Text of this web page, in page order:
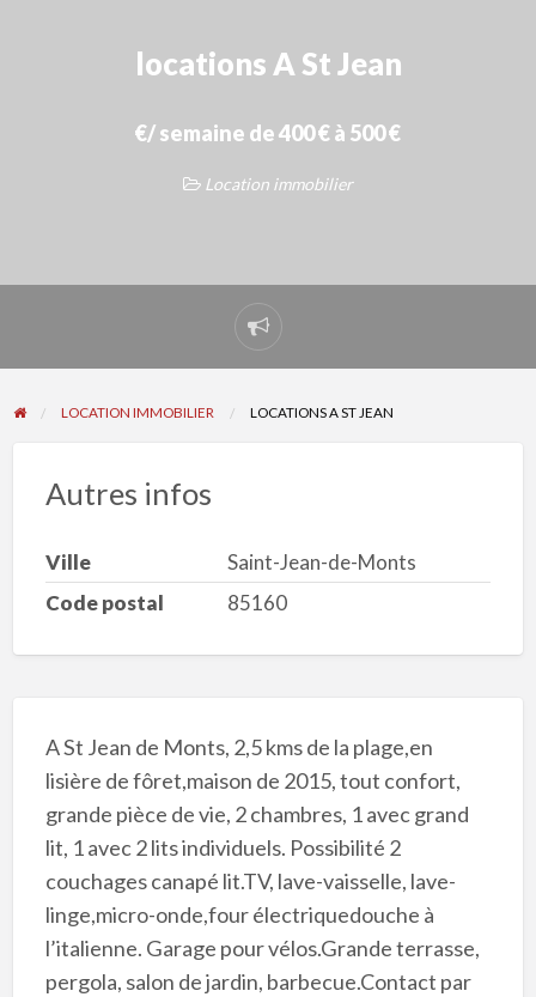
locations A St Jean
€/ semaine de 400 € à 500 €
Location immobilier
Signaler
un
problème
LOCATION IMMOBILIER LOCATIONS A ST JEAN
Autres infos
Ville
Saint-Jean-de-Monts
Code postal
85160
A St Jean de Monts, 2,5 kms de la plage,en
lisière de fôret,maison de 2015, tout confort,
grande pièce de vie, 2 chambres, 1 avec grand
lit, 1 avec 2 lits individuels. Possibilité 2
couchages canapé lit.TV, lave-vaisselle, lave-
linge,micro-onde,four électriquedouche à
l’italienne. Garage pour vélos.Grande terrasse,
pergola, salon de jardin, barbecue.Contact par